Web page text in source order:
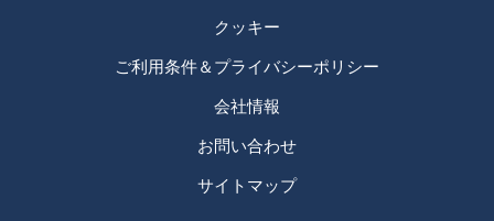
クッキー
ご利用条件＆プライバシーポリシー
会社情報
お問い合わせ
サイトマップ